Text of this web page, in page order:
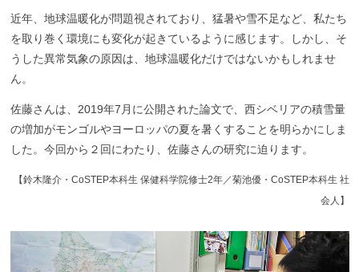
近年、地球温暖化が問題視されており、猛暑や雪不足など、私たち
を取り巻く環境にも変化が起きているように感じます。しかし、そ
うした異常気象の原因は、地球温暖化だけではないかもしれませ
ん。
佐藤さんは、2019年7月に公開された論文で、西シベリアの積雪量
の増加がモンゴルやヨーロッパの夏を暑くすることを明らかにしま
した。今回から２回にわたり、佐藤さんの研究に迫ります。
【鈴木隆介・CoSTEP本科生 保健科学院修士2年／菊池優・CoSTEP本科生 社
会人】